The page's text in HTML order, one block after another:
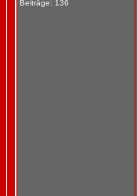
Beiträge: 136